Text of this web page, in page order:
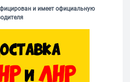
и имеет официальную